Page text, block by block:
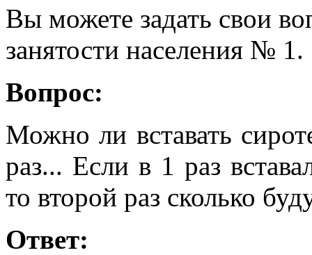
Вы можете задать свои
занятости населения № 1.
Вопрос:
Можно ли вставать
раз... Если в 1 раз
то второй раз сколько
Ответ: